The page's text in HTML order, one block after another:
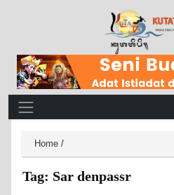
Main Navigation
Home /
Tag: Sar denpassr